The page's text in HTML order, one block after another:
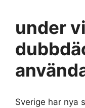
under
Sverige har nya